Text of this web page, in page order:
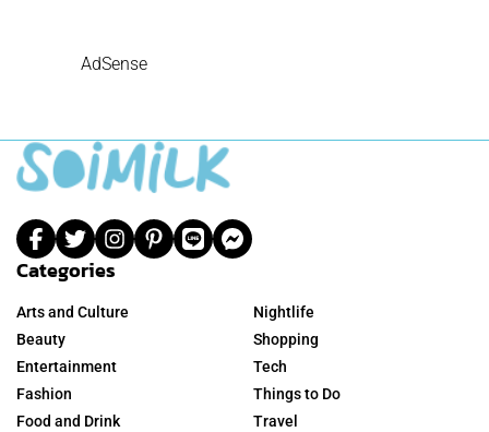
AdSense
Categories
Arts and Culture
Beauty
Entertainment
Fashion
Food and Drink
Nightlife
Shopping
Tech
Things to Do
Travel